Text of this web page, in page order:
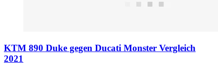
KTM 890 Duke gegen Ducati Monster Vergleich
2021